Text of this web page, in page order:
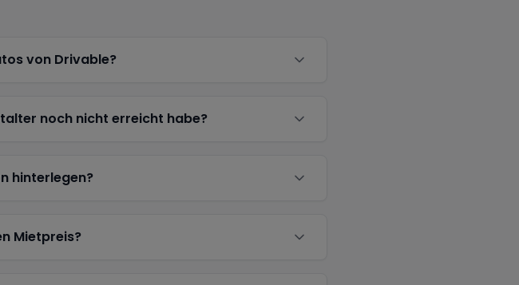
von Drivable?
noch nicht erreicht habe?
hinterlegen?
Mietpreis?